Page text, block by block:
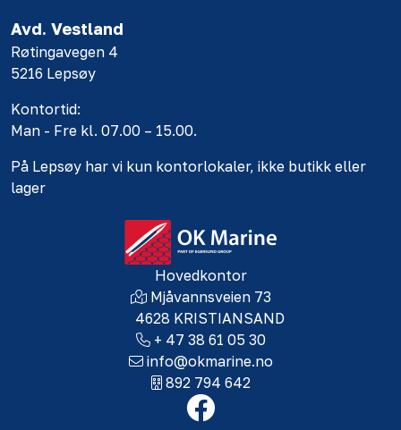
Avd. Vestland
Røtingavegen 4
5216 Lepsøy
Kontortid:
Man - Fre kl. 07.00 – 15.00.
På Lepsøy har vi kun kontorlokaler, ikke butikk eller
lager
Hovedkontor
Mjåvannsveien 73
4628 KRISTIANSAND
+ 47 38 61 05 30
info@okmarine.no
892 794 642